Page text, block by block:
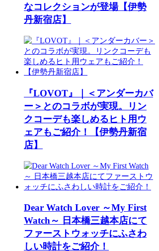
なコレクションが登場【伊勢
丹新宿店】
『LOVOT』｜＜アンダーカバ
ー＞とのコラボが実現。リン
クコーデも楽しめるヒト用ウ
ェアもご紹介！【伊勢丹新宿
店】
Dear Watch Lover ～My First
Watch～ 日本橋三越本店にて
ファーストウォッチにふさわ
しい時計をご紹介！